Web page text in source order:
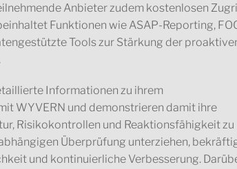
Anbieter zudem kostenlosen
Funktionen wie ASAP-Reporting,
Tools zur Stärkung der
Informationen zu ihrem
WYVERN und demonstrieren damit ihre
Risikokontrollen und Reaktionsfähigkeit zu
Überprüfung unterziehen,
und kontinuierliche Verbesserung.